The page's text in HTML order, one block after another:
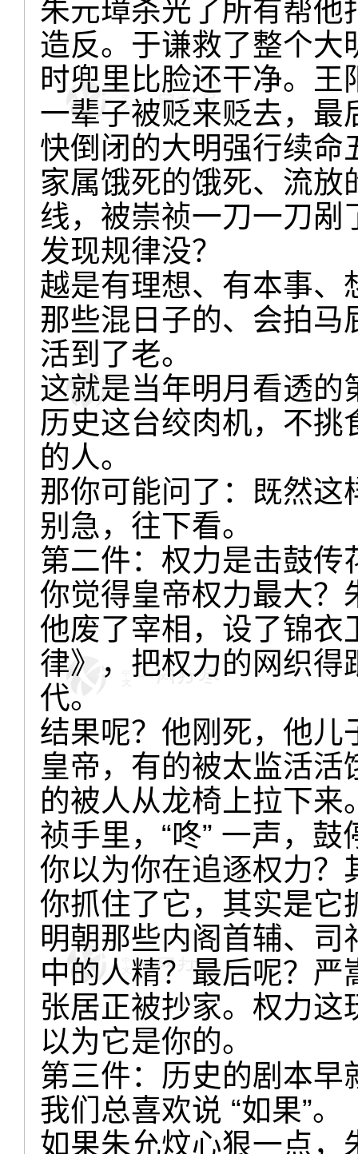
朱元璋杀光了所有帮他
造反。于谦救了整个大
时兜里比脸还干净。
一辈子被贬来贬去，最
快倒闭的大明强行续命
家属饿死的饿死、流
线，被崇祯一刀一刀剐
发现规律没？
越是有理想、有本事、
那些混日子的、会拍
活到了老。
这就是当年明月看透的
历史这台绞肉机，不
的人。
那你可能问了：既然这
别急，往下看。
第二件：权力是击鼓传
你觉得皇帝权力最大？
他废了宰相，设了锦衣
律》，把权力的网织得
代。
结果呢？他刚死，他儿
皇帝，有的被太监活
的被人从龙椅上拉下
祯手里，“咚” 一声，
你以为你在追逐权力？
你抓住了它，其实是它
明朝那些内阁首辅、
中的人精？最后呢？
张居正被抄家。权力
以为它是你的。
第三件：历史的剧本早
我们总喜欢说 “如果”。
如果朱允炆心狠一点，